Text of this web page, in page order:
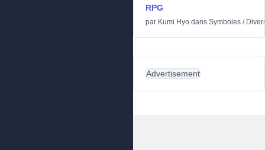
RPG
par Kumi Hyo dans Symboles /
Advertisement